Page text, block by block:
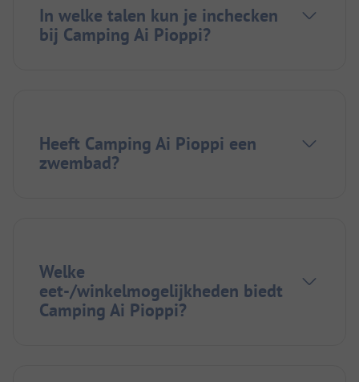
In welke talen kun je inchecken
bij Camping Ai Pioppi?
Heeft Camping Ai Pioppi een
zwembad?
Welke
eet-/winkelmogelijkheden biedt
Camping Ai Pioppi?